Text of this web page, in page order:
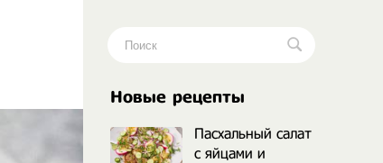
Новые рецепты
Пасхальный салат
с яйцами и